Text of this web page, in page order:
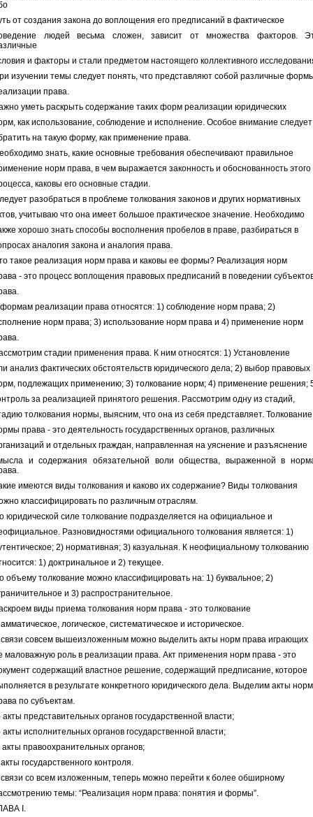
от создания закона до воплощения его предписаний в фактическое
людей весьма сложен, зависит от множества факторов.
и факторы и стали предметом настоящего коллективного
изучении темы следует понять, что представляют собой различные
права.
уметь раскрыть содержание таких форм реализации юридических
как использование, соблюдение и исполнение. Особое внимание следует
на такую форму, как применение права.
знать, какие основные требования обеспечивают правильное
норм права, в чем выражается законность и обоснованность этого
каковы его основные стадии.
разобраться в проблеме толкования законов и других нормативных
учитываю что она имеет большое практическое значение. Необходимо
хорошо знать способы восполнения пробелов в праве, разбираться в
аналогия закона и аналогия права.
такое реализация норм права и каковы ее формы? Реализация норм
- это процесс воплощения правовых предписаний в поведении
реализации права относятся: 1) соблюдение норм права; 2)
норм права; 3) использование норм права и 4) применение норм
стадии применения права. К ним относятся: 1) Установление
анализ фактических обстоятельств юридического дела; 2) выбор правовых
подлежащих применению; 3) толкование норм; 4) применение решения;
за реализацией принятого решения. Рассмотрим одну из стадий,
толкования нормы, выясним, что она из себя представляет. Толкование
права - это деятельность государственных органов, различных
и отдельных граждан, направленная на уяснение и разъяснение
и содержания обязательной воли общества, выраженной в
имеются виды толкования и каково их содержание? Виды толкования
классифицировать по различным отраслям.
юридической силе толкование подразделяется на официальное и
Разновидностями официального толкования является: 1)
2) нормативная; 3) казуальная. К неофициальному толкованию
1) доктринальное и 2) текущее.
объему толкование можно классифицировать на: 1) буквальное; 2)
и 3) распространительное.
виды приема толкования норм права - это толкование
логическое, систематическое и историческое.
совсем вышеизложенным можно выделить акты норм права играющих
маловажную роль в реализации права. Акт применения норм права - это
содержащий властное решение, содержащий предписание, которое
в результате конкретного юридического дела. Выделим акты норм
по субъектам.
акты представительных органов государственной власти;
акты исполнительных органов государственной власти;
акты правоохранительных органов;
акты государственного контроля.
со всем изложенным, теперь можно перейти к более обширному
темы: “Реализация норм права: понятия и формы”.
I.